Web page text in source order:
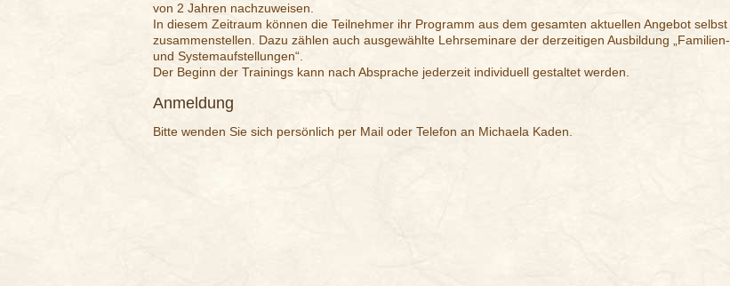
von 2 Jahren nachzuweisen.
In diesem Zeitraum können die Teilnehmer ihr Programm aus dem gesamten aktuellen Angebot selbst
zusammenstellen. Dazu zählen auch ausgewählte Lehrseminare der derzeitigen Ausbildung „Familien-
und Systemaufstellungen“.
Der Beginn der Trainings kann nach Absprache jederzeit individuell gestaltet werden.
Anmeldung
Bitte wenden Sie sich persönlich per Mail oder Telefon an Michaela Kaden.